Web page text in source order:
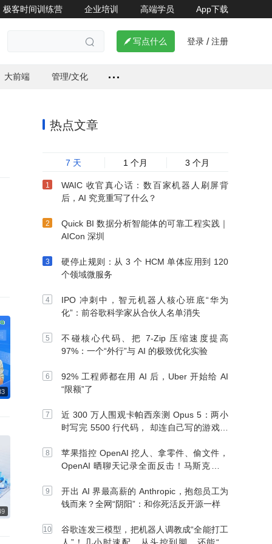
极客时间训练营 企业培训 高端学员 App下载
  写点什么 登录 / 注册
大前端 管理/文化
热点文章
7 天 1 个月 3 个月
WAIC 收官真心话：数百家机器人刷屏背
后，AI 究竟重写了什么？
Quick BI 数据分析智能体的可靠工程实践｜
AICon 深圳
硬停止规则：从 3 个 HCM 单体应用到 120
个领域微服务
IPO 冲刺中，智元机器人核心班底“华为
化”：前谷歌科学家从合伙人名单消失
不碰核心代码、把 7-Zip 压缩速度提高
97%：一个“外行”与 AI 的极致优化实验
92% 工程师都在用 AI 后，Uber 开始给 AI
“限额”了
近 300 万人围观卡帕西亲测 Opus 5：两小
时写完 5500 行代码， 却连自己写的游戏都
苹果指控 OpenAI 挖人、拿零件、偷文件，
OpenAI 晒聊天记录全面反击！马斯克：别
开出 AI 界最高薪的 Anthropic，抱怨员工为
钱而来？全网“阴阳”：和你死活反开源一样
谷歌连发三模型，把机器人调教成“全能打工